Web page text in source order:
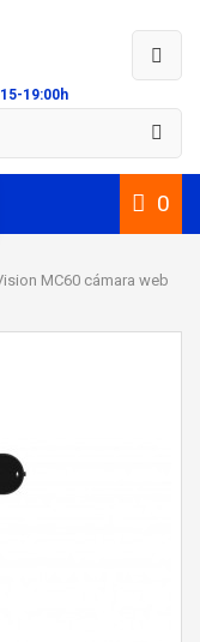
19:00h
0
MC60 cámara web